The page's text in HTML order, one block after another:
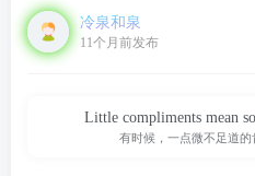
冷泉和泉
11个月前发布
Little compliments mean
有时候，一点微不足道